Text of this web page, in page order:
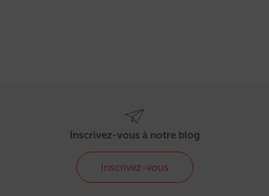
Inscrivez-vous à notre blog
Inscrivez-vous